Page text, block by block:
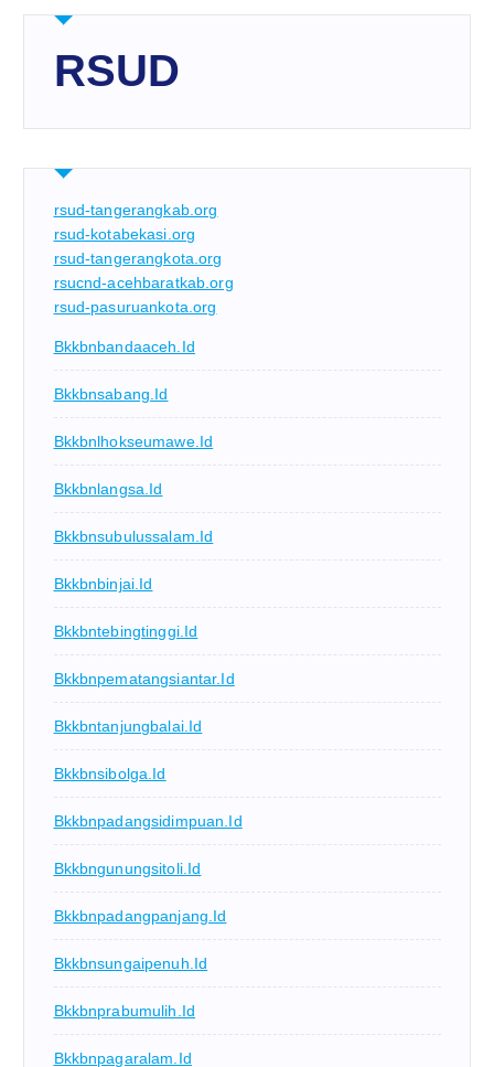
RSUD
rsud-tangerangkab.org
rsud-kotabekasi.org
rsud-tangerangkota.org
rsucnd-acehbaratkab.org
rsud-pasuruankota.org
Bkkbnbandaaceh.id
Bkkbnsabang.id
Bkkbnlhokseumawe.id
Bkkbnlangsa.id
Bkkbnsubulussalam.id
Bkkbnbinjai.id
Bkkbntebingtinggi.id
Bkkbnpematangsiantar.id
Bkkbntanjungbalai.id
Bkkbnsibolga.id
Bkkbnpadangsidimpuan.id
Bkkbngunungsitoli.id
Bkkbnpadangpanjang.id
Bkkbnsungaipenuh.id
Bkkbnprabumulih.id
Bkkbnpagaralam.id